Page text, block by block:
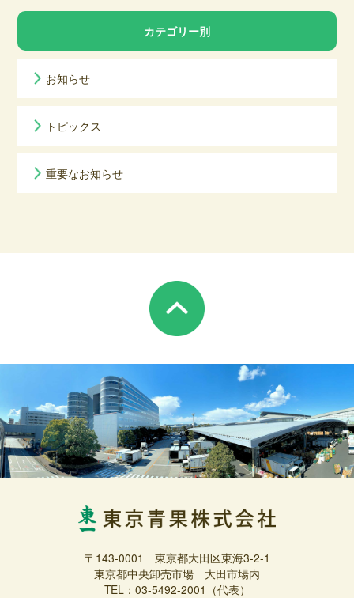
カテゴリー別
お知らせ
トピックス
重要なお知らせ
〒143-0001 東京都大田区東海3-2-1
東京都中央卸売市場 大田市場内
TEL：03-5492-2001（代表）